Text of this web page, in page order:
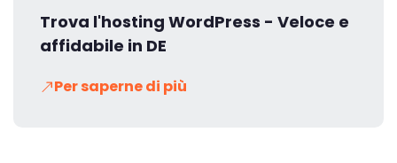
Trova l'hosting WordPress - Veloce e
affidabile in DE
Per saperne di più